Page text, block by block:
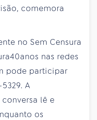
comemora
no Sem Censura
nas redes
pode participar
A
lê e
os